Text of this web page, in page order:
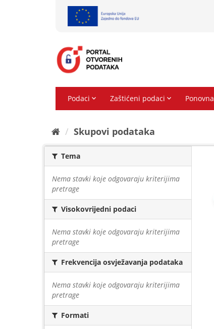
Skupovi podаtаkа
Tema
Nema stavki koje odgovaraju kriterijima
pretrage
Visokovrijedni podaci
Nema stavki koje odgovaraju kriterijima
pretrage
Frekvencija osvježavanja podataka
Nema stavki koje odgovaraju kriterijima
pretrage
Formati